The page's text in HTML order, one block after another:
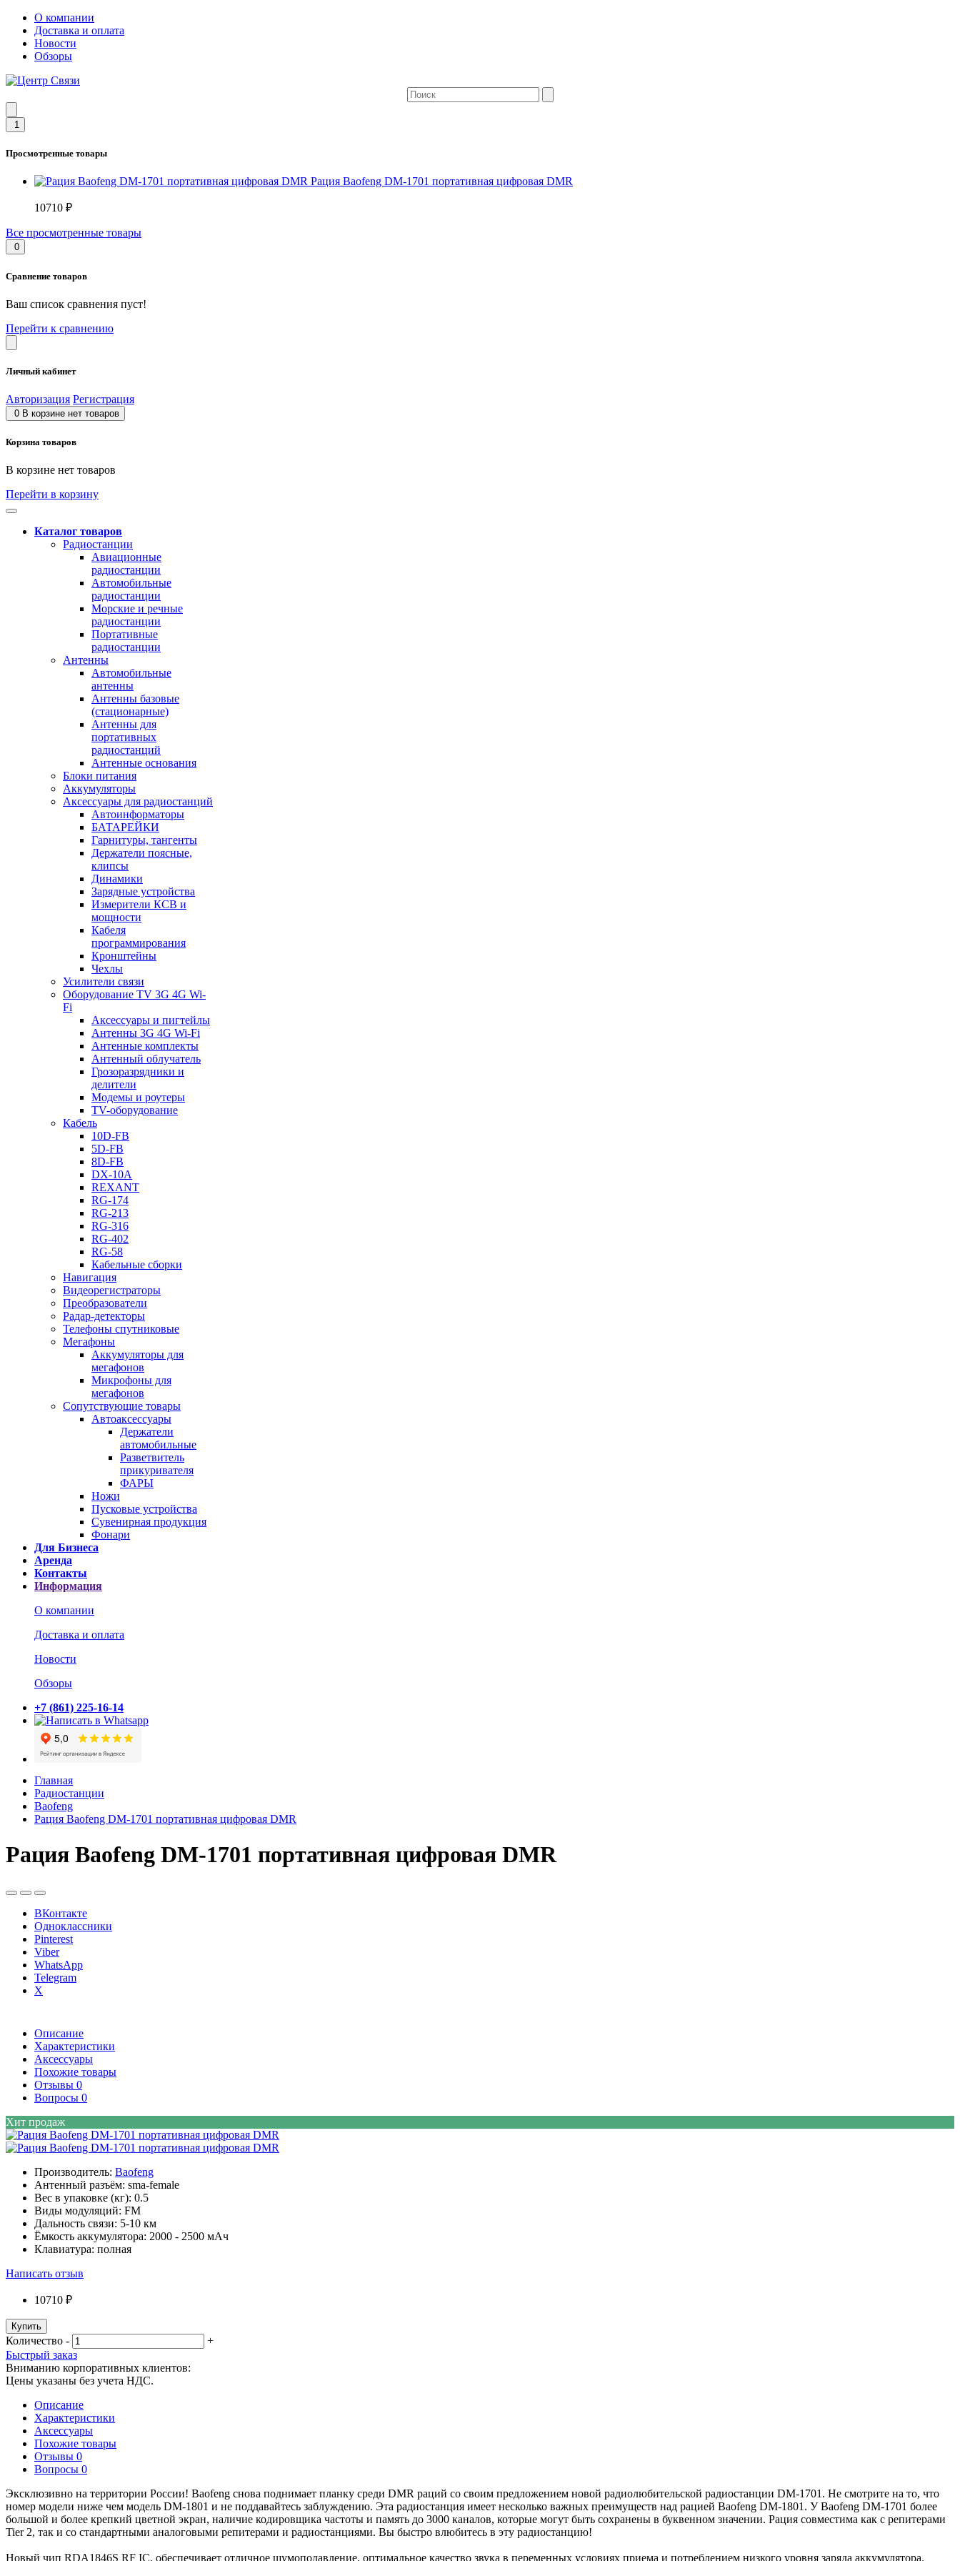
О компании
Доставка и оплата
Новости
Обзоры
1
Просмотренные товары
Рация Baofeng DM-1701 портативная цифровая DMR
10710 ₽
Все просмотренные товары
0
Сравнение товаров
Ваш список сравнения пуст!
Перейти к сравнению
Личный кабинет
Авторизация Регистрация
0 В корзине нет товаров
Корзина товаров
В корзине нет товаров
Перейти в корзину
Каталог товаров
Радиостанции
Авиационные
радиостанции
Автомобильные
радиостанции
Морские и речные
радиостанции
Портативные
радиостанции
Антенны
Автомобильные
антенны
Антенны базовые
(стационарные)
Антенны для
портативных
радиостанций
Антенные основания
Блоки питания
Аккумуляторы
Аксессуары для радиостанций
Автоинформаторы
БАТАРЕЙКИ
Гарнитуры, тангенты
Держатели поясные,
клипсы
Динамики
Зарядные устройства
Измерители КСВ и
мощности
Кабеля
программирования
Кронштейны
Чехлы
Усилители связи
Оборудование TV 3G 4G Wi-
Fi
Аксессуары и пигтейлы
Антенны 3G 4G Wi-Fi
Антенные комплекты
Антенный облучатель
Грозоразрядники и
делители
Модемы и роутеры
TV-оборудование
Кабель
10D-FB
5D-FB
8D-FB
DX-10A
REXANT
RG-174
RG-213
RG-316
RG-402
RG-58
Кабельные сборки
Навигация
Видеорегистраторы
Преобразователи
Радар-детекторы
Телефоны спутниковые
Мегафоны
Аккумуляторы для
мегафонов
Микрофоны для
мегафонов
Сопутствующие товары
Автоаксессуары
Держатели
автомобильные
Разветвитель
прикуривателя
ФАРЫ
Ножи
Пусковые устройства
Сувенирная продукция
Фонари
Для Бизнеса
Аренда
Контакты
Информация
О компании
Доставка и оплата
Новости
Обзоры
+7 (861) 225-16-14
Главная
Радиостанции
Baofeng
Рация Baofeng DM-1701 портативная цифровая DMR
Рация Baofeng DM-1701 портативная цифровая DMR
ВКонтакте
Одноклассники
Pinterest
Viber
WhatsApp
Telegram
X
Описание
Характеристики
Аксессуары
Похожие товары
Отзывы 0
Вопросы 0
Хит продаж
Производитель: Baofeng
Антенный разъём: sma-female
Вес в упаковке (кг): 0.5
Виды модуляций: FM
Дальность связи: 5-10 км
Ёмкость аккумулятора: 2000 - 2500 мАч
Клавиатура: полная
Написать отзыв
10710 ₽
Купить
Количество -
+
Быстрый заказ
Вниманию корпоративных клиентов:
Цены указаны без учета НДС.
Описание
Характеристики
Аксессуары
Похожие товары
Отзывы 0
Вопросы 0
Эксклюзивно на территории России! Baofeng снова поднимает планку среди DMR раций со своим предложением новой радиолюбительской радиостанции DM-1701. Не смотрите на то, что
номер модели ниже чем модель DM-1801 и не поддавайтесь заблуждению. Эта радиостанция имеет несколько важных преимуществ над рацией Baofeng DM-1801. У Baofeng DM-1701 более
большой и более крепкий цветной экран, наличие кодировщика частоты и память до 3000 каналов, которые могут быть сохранены в буквенном значении. Рация совместима как с репитерами
Tier 2, так и со стандартными аналоговыми репитерами и радиостанциями. Вы быстро влюбитесь в эту радиостанцию!
Новый чип RDA1846S RF IC, обеспечивает отличное шумоподавление, оптимальное качество звука в переменных условиях приема и потреблением низкого уровня заряда аккумулятора.